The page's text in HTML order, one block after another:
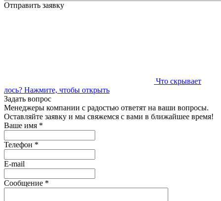
Отправить заявку
Что скрывает
лось? Нажмите, чтобы открыть
Задать вопрос
Менеджеры компании с радостью ответят на ваши вопросы.
Оставляйте заявку и мы свяжемся с вами в ближайшее время!
Ваше имя *
Телефон *
E-mail
Сообщение *